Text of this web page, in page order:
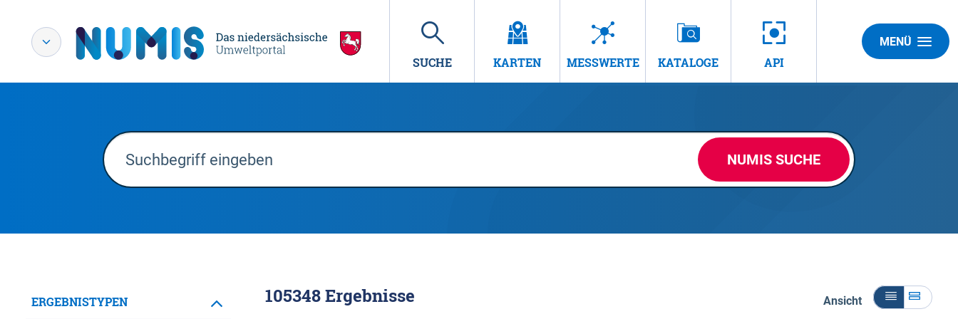
SUCHE KARTEN MESSWERTE KATALOGE API
MENÜ
NUMIS SUCHE
ERGEBNISTYPEN 105348Ergebnisse Ansicht